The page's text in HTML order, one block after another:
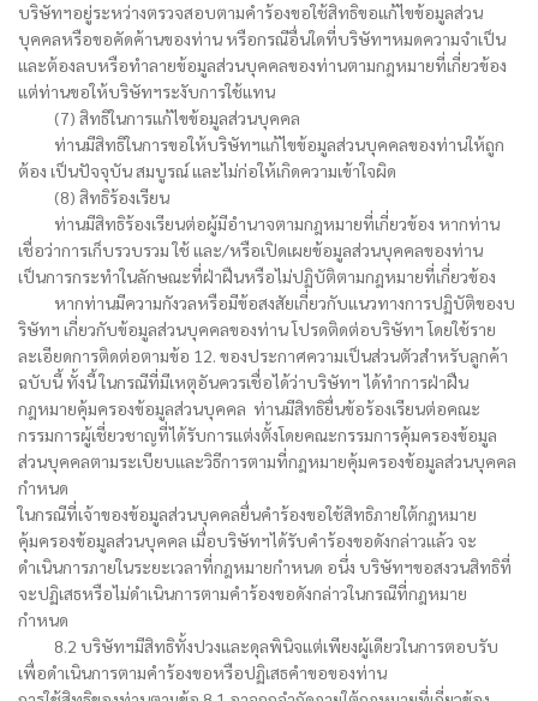
บริษัทฯอยู่ระหว่างตรวจสอบตามคำร้องขอใช้สิทธิขอแก้ไขข้อมูลส่วน
บุคคลหรือขอคัดค้านของท่าน หรือกรณีอื่นใดที่บริษัทฯหมดความจำเป็น
และต้องลบหรือทำลายข้อมูลส่วนบุคคลของท่านตามกฎหมายที่เกี่ยวข้อง
แต่ท่านขอให้บริษัทฯระงับการใช้แทน
(7) สิทธิในการแก้ไขข้อมูลส่วนบุคคล
ท่านมีสิทธิในการขอให้บริษัทฯแก้ไขข้อมูลส่วนบุคคลของท่านให้ถูก
ต้อง เป็นปัจจุบัน สมบูรณ์ และไม่ก่อให้เกิดความเข้าใจผิด
(8) สิทธิร้องเรียน
ท่านมีสิทธิร้องเรียนต่อผู้มีอำนาจตามกฎหมายที่เกี่ยวข้อง หากท่าน
เชื่อว่าการเก็บรวบรวม ใช้ และ/หรือเปิดเผยข้อมูลส่วนบุคคลของท่าน
เป็นการกระทำในลักษณะที่ฝ่าฝืนหรือไม่ปฏิบัติตามกฎหมายที่เกี่ยวข้อง
หากท่านมีความกังวลหรือมีข้อสงสัยเกี่ยวกับแนวทางการปฏิบัติของบ
ริษัทฯ เกี่ยวกับข้อมูลส่วนบุคคลของท่าน โปรดติดต่อบริษัทฯ โดยใช้ราย
ละเอียดการติดต่อตามข้อ 12. ของประกาศความเป็นส่วนตัวสำหรับลูกค้า
ฉบับนี้ ทั้งนี้ ในกรณีที่มีเหตุอันควรเชื่อได้ว่าบริษัทฯ ได้ทำการฝ่าฝืน
กฎหมายคุ้มครองข้อมูลส่วนบุคคล ท่านมีสิทธิยื่นข้อร้องเรียนต่อคณะ
กรรมการผู้เชี่ยวชาญที่ได้รับการแต่งตั้งโดยคณะกรรมการคุ้มครองข้อมูล
ส่วนบุคคลตามระเบียบและวิธีการตามที่กฎหมายคุ้มครองข้อมูลส่วนบุคคล
กำหนด
ในกรณีที่เจ้าของข้อมูลส่วนบุคคลยื่นคำร้องขอใช้สิทธิภายใต้กฎหมาย
คุ้มครองข้อมูลส่วนบุคคล เมื่อบริษัทฯได้รับคำร้องขอดังกล่าวแล้ว จะ
ดำเนินการภายในระยะเวลาที่กฎหมายกำหนด อนึ่ง บริษัทฯขอสงวนสิทธิที่
จะปฏิเสธหรือไม่ดำเนินการตามคำร้องขอดังกล่าวในกรณีที่กฎหมาย
กำหนด
8.2 บริษัทฯมีสิทธิทั้งปวงและดุลพินิจแต่เพียงผู้เดียวในการตอบรับ
เพื่อดำเนินการตามคำร้องขอหรือปฏิเสธคำขอของท่าน